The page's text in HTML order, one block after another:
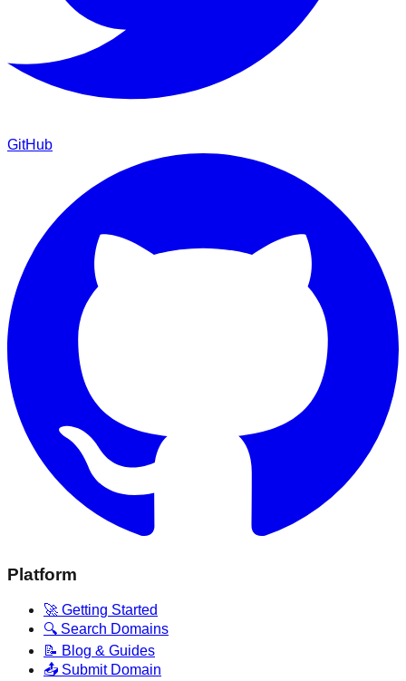
GitHub
Platform
🚀 Getting Started
🔍 Search Domains
📝 Blog & Guides
📤 Submit Domain